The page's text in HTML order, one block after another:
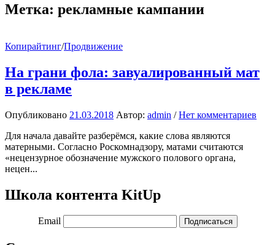
Метка: рекламные кампании
Копирайтинг/Продвижение
На грани фола: завуалированный мат
в рекламе
Опубликовано 21.03.2018 Автор: admin /Нет комментариев
Для начала давайте разберёмся, какие слова являются
матерными. Согласно Роскомнадзору, матами считаются
«нецензурное обозначение мужского полового органа,
нецен...
Школа контента KitUp
Email Подписаться